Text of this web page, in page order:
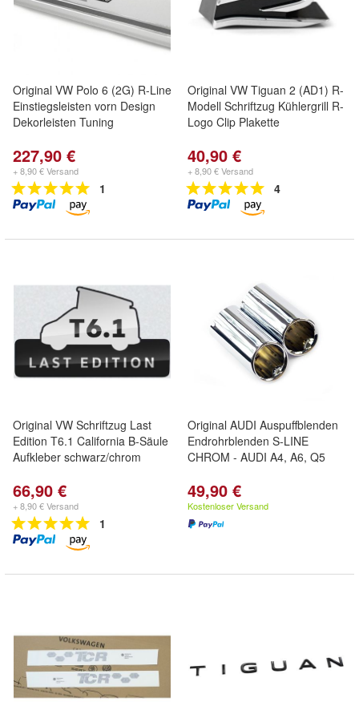
Original VW Polo 6 (2G) R-Line
Einstiegsleisten vorn Design
Dekorleisten Tuning
227,90 €
+ 8,90 € Versand
1
Original VW Tiguan 2 (AD1) R-
Modell Schriftzug Kühlergrill R-
Logo Clip Plakette
40,90 €
+ 8,90 € Versand
4
Original VW Schriftzug Last
Edition T6.1 California B-Säule
Aufkleber schwarz/chrom
66,90 €
+ 8,90 € Versand
1
Original AUDI Auspuffblenden
Endrohrblenden S-LINE
CHROM - AUDI A4, A6, Q5
49,90 €
Kostenloser Versand